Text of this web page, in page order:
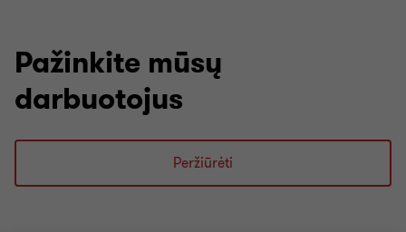
Pažinkite mūsų
darbuotojus
Peržiūrėti